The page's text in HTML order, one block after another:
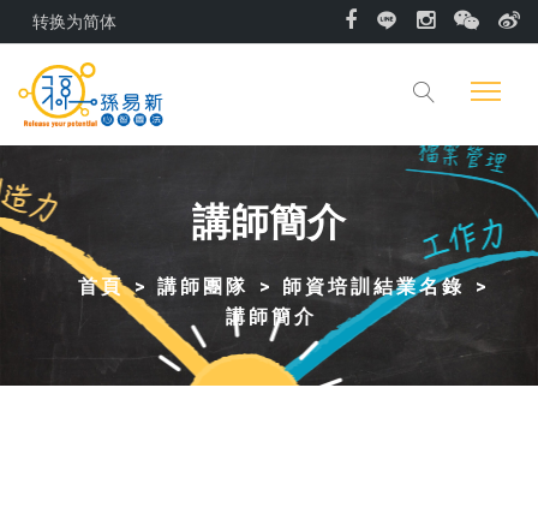
转换为简体
講師簡介
首頁 講師團隊
師資培訓結業名錄
講師簡介